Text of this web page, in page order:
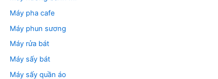
Máy pha cafe
Máy phun sương
Máy rửa bát
Máy sấy bát
Máy sấy quần áo